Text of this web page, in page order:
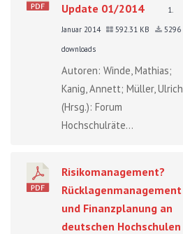
Update 01/2014
1.
Januar 2014
592.31 KB
5296
downloads
Autoren: Winde, Mathias;
Kanig, Annett; Müller, Ulrich
(Hrsg.): Forum
Hochschulräte...
Risikomanagement?
Rücklagenmanagement
und Finanzplanung an
deutschen Hochschulen